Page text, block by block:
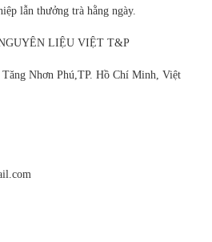
lẫn thưởng trà hằng ngày.
LIỆU VIỆT T&P
Nhơn Phú,TP. Hồ Chí Minh, Việt